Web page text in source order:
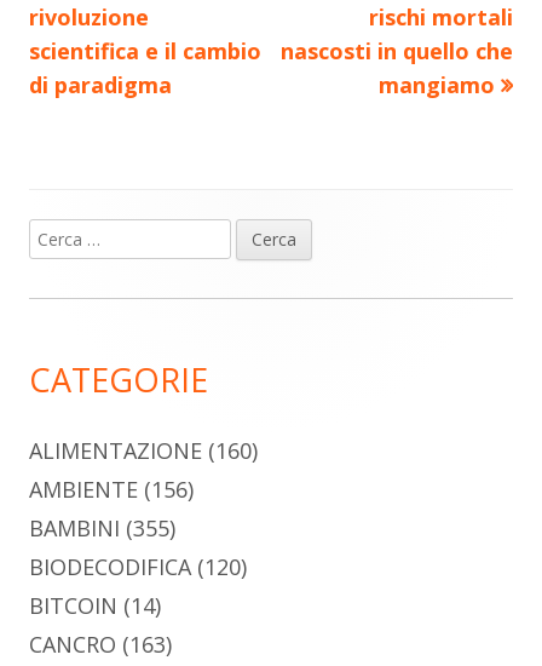
articoli
articolo:
rivoluzione
scientifica e il cambio
di paradigma
articolo:rischi mortali
nascosti in quello che
mangiamo
Barra
laterale
Ricerca
per:
CATEGORIE
ALIMENTAZIONE (160)
AMBIENTE (156)
BAMBINI (355)
BIODECODIFICA(120)
BITCOIN (14)
CANCRO (163)